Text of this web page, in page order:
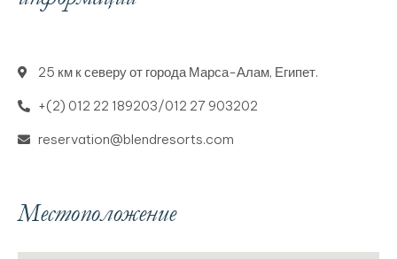
25 км к северу от города Марса-Алам, Египет.
+(2) 012 22 189203/012 27 903202
reservation@blendresorts.com
Местоположение